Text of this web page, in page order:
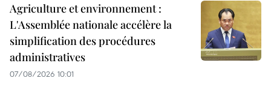
Agriculture et environnement :
L'Assemblée nationale accélère la
simplification des procédures
administratives
07/08/2026 10:01